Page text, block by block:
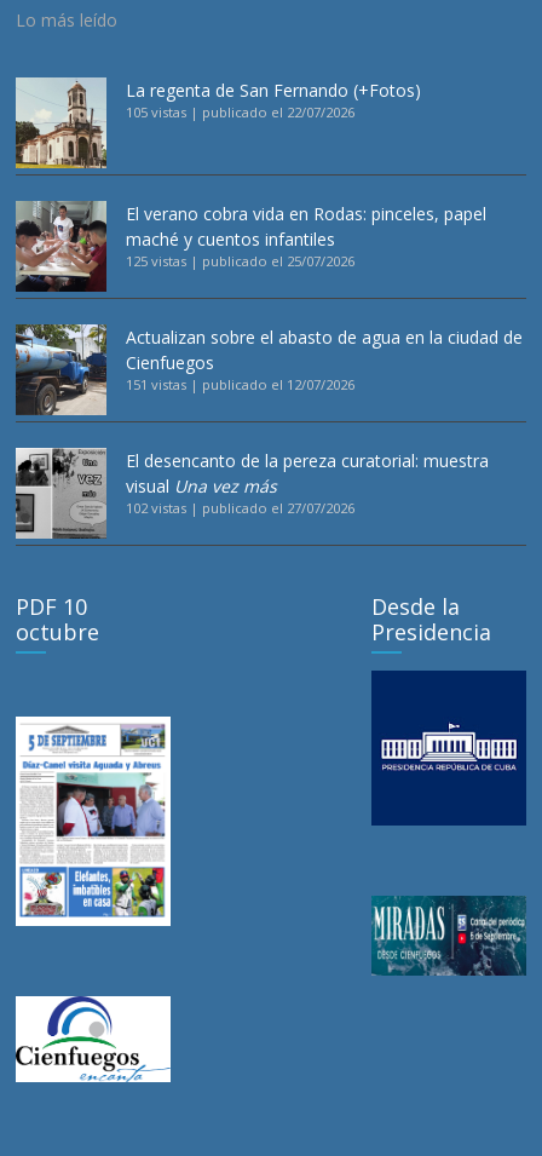
Lo más leído
La regenta de San Fernando (+Fotos)
105 vistas | publicado el 22/07/2026
El verano cobra vida en Rodas: pinceles, papel
maché y cuentos infantiles
125 vistas | publicado el 25/07/2026
Actualizan sobre el abasto de agua en la ciudad de
Cienfuegos
151 vistas | publicado el 12/07/2026
El desencanto de la pereza curatorial: muestra
visual Una vez más
102 vistas | publicado el 27/07/2026
PDF 10
octubre
Desde la
Presidencia